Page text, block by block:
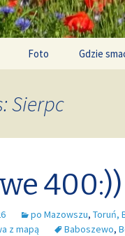
Foto Gdzie
Sierpc
400:))
po Mazowszu, Toruń,
z mapą
Baboszewo,